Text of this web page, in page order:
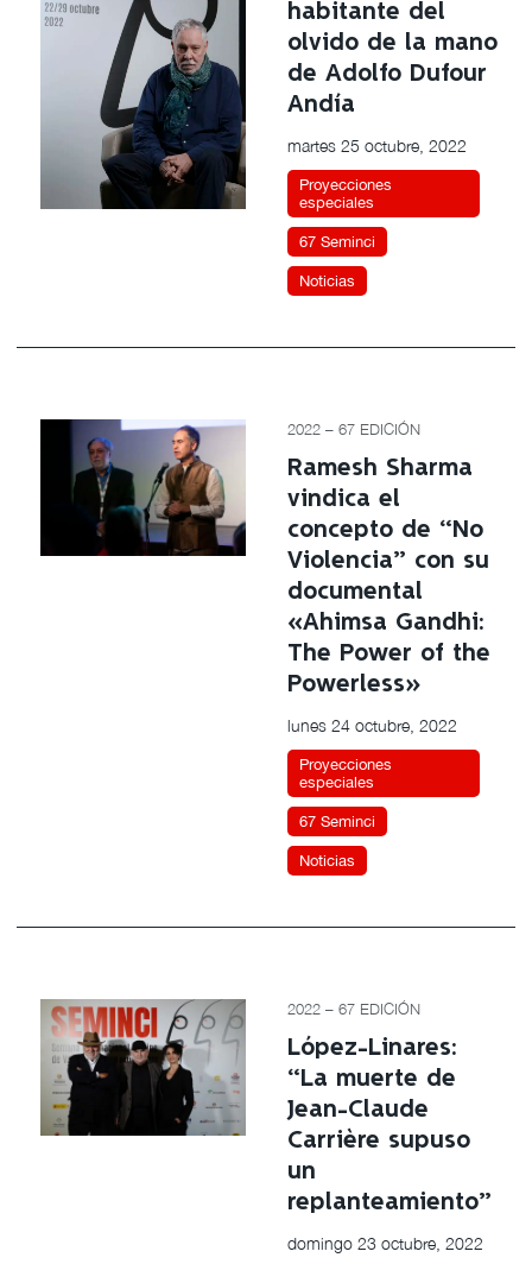
habitante del
olvido de la mano
de Adolfo Dufour
Andía
martes 25 octubre, 2022
Proyecciones
especiales
67 Seminci
Noticias
2022 – 67 EDICIÓN
Ramesh Sharma
vindica el
concepto de “No
Violencia” con su
documental
«Ahimsa Gandhi:
The Power of the
Powerless»
lunes 24 octubre, 2022
Proyecciones
especiales
67 Seminci
Noticias
2022 – 67 EDICIÓN
López-Linares:
“La muerte de
Jean-Claude
Carrière supuso
un
replanteamiento”
domingo 23 octubre, 2022